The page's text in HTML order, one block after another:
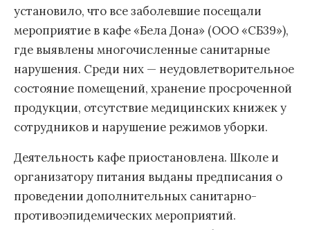
установило, что все заболевшие посещали
мероприятие в кафе «Бела Дона» (ООО «СБ39»),
где выявлены многочисленные санитарные
нарушения. Среди них — неудовлетворительное
состояние помещений, хранение просроченной
продукции, отсутствие медицинских книжек у
сотрудников и нарушение режимов уборки.
Деятельность кафе приостановлена. Школе и
организатору питания выданы предписания о
проведении дополнительных санитарно-
противоэпидемических мероприятий.